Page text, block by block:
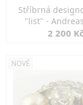
Stříbrná
"list" -
2 200 Kč
NOVÉ